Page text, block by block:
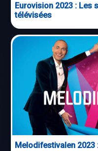
Eurovision 2023 : Les
télévisées
Melodifestivalen 2023